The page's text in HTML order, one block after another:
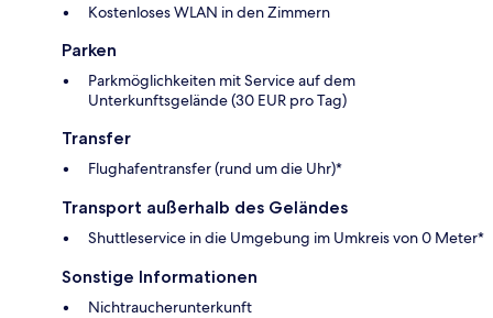
Kostenloses WLAN in den Zimmern
Parken
Parkmöglichkeiten mit Service auf dem
Unterkunftsgelände (30 EUR pro Tag)
Transfer
Flughafentransfer (rund um die Uhr)*
Transport außerhalb des Geländes
Shuttleservice in die Umgebung im Umkreis von 0 Meter*
Sonstige Informationen
Nichtraucherunterkunft